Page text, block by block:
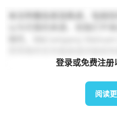
本文所载信息及陈述，包括
登录或免费注册
阅读